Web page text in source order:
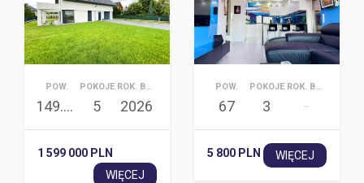
POW.
149.66
POKOJE
5
ROK. BUD.
2026
1 599 000 PLN
WIĘCEJ
POW.
67
POKOJE
3
ROK. BUD.
–
5 800 PLN WIĘCEJ